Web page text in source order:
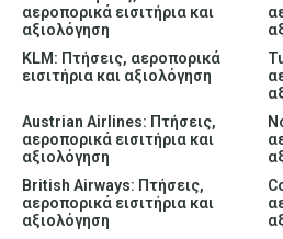
αεροπορικά εισιτήρια και
αξιολόγηση
KLM: Πτήσεις, αεροπορικά
εισιτήρια και αξιολόγηση
Austrian Airlines: Πτήσεις,
αεροπορικά εισιτήρια και
αξιολόγηση
British Airways: Πτήσεις,
αεροπορικά εισιτήρια και
αξιολόγηση